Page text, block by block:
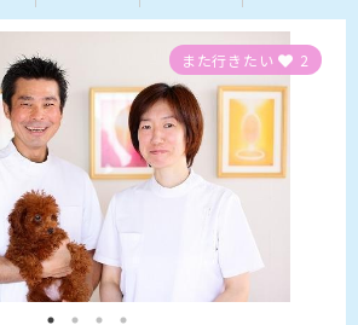
また行きたい 2